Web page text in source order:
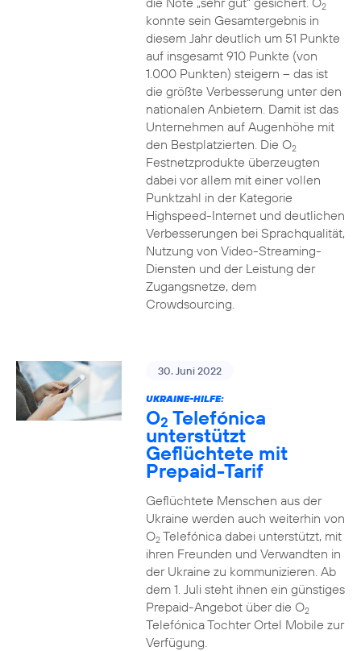
2
konnte sein Gesamtergebnis in
diesem Jahr deutlich um 51 Punkte
auf insgesamt 910 Punkte (von
1.000 Punkten) steigern – das ist
die größte Verbesserung unter den
nationalen Anbietern. Damit ist das
Unternehmen auf Augenhöhe mit
den Bestplatzierten. Die O2
Festnetzprodukte überzeugten
dabei vor allem mit einer vollen
Punktzahl in der Kategorie
Highspeed-Internet und deutlichen
Verbesserungen bei Sprachqualität,
Nutzung von Video-Streaming-
Diensten und der Leistung der
Zugangsnetze, dem
Crowdsourcing.
30. Juni 2022
UKRAINE-HILFE:
O2 Telefónica
unterstützt
Geflüchtete mit
Prepaid-Tarif
Geflüchtete Menschen aus der
Ukraine werden auch weiterhin von
O2Telefónica dabei unterstützt, mit
ihren Freunden und Verwandten in
der Ukraine zu kommunizieren. Ab
dem 1. Juli steht ihnen ein günstiges
Prepaid-Angebot über die O2
Telefónica Tochter Ortel Mobile zur
Verfügung.